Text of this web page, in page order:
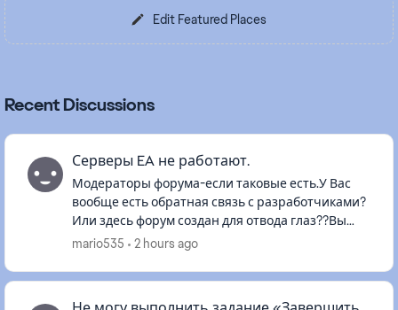
Edit Featured Places
Recent Discussions
Серверы EA не работают.
Модераторы форума-если таковые есть.У Вас
вообще есть обратная связь с разработчиками?
Или здесь форум создан для отвода глаз??Вы
реально издеваетесь над игроками???После
mario535 2 hours ago